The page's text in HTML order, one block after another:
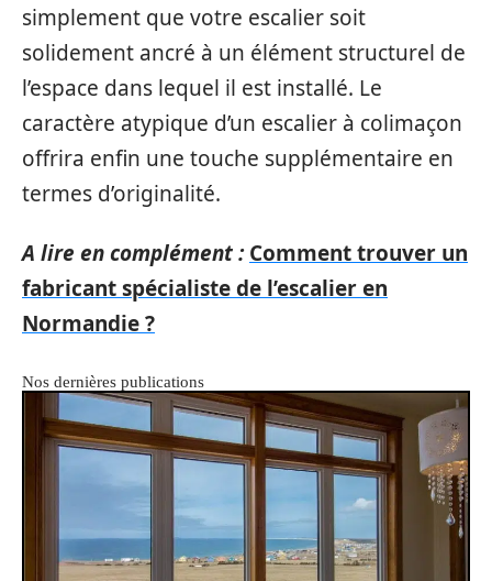
simplement que votre escalier soit
solidement ancré à un élément structurel de
l’espace dans lequel il est installé. Le
caractère atypique d’un escalier à colimaçon
offrira enfin une touche supplémentaire en
termes d’originalité.
A lire en complément : Comment trouver un
fabricant spécialiste de l’escalier en
Normandie ?
Nos dernières publications